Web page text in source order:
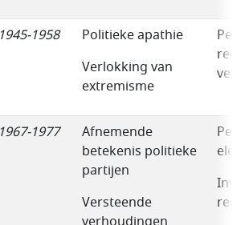
1945-1958
Politieke apathie
Verlokking van
extremisme
1967-1977
Afnemende
betekenis politieke
partijen
Versteende